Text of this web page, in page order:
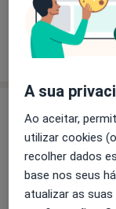
Solicite
A sua
Ao aceitar,
utilizar cookies
recolher dados
base nos seus
atualizar as